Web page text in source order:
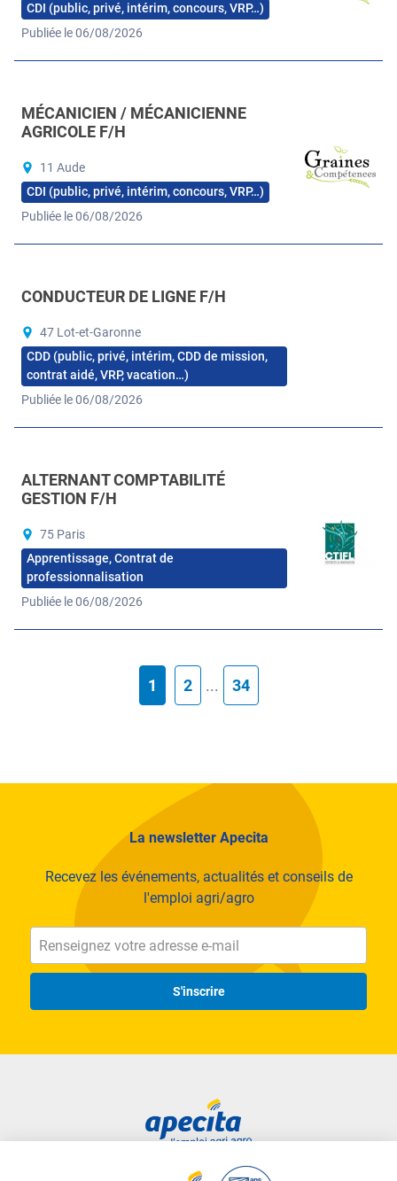
CDI (public, privé, intérim, concours, VRP…)
Publiée le 06/08/2026
MÉCANICIEN / MÉCANICIENNE
AGRICOLE F/H
11 Aude
CDI (public, privé, intérim, concours, VRP…)
Publiée le 06/08/2026
CONDUCTEUR DE LIGNE F/H
47 Lot-et-Garonne
CDD (public, privé, intérim, CDD de mission,
contrat aidé, VRP, vacation…)
Publiée le 06/08/2026
ALTERNANT COMPTABILITÉ
GESTION F/H
75 Paris
Apprentissage, Contrat de
professionnalisation
Publiée le 06/08/2026
1 2 ... 34
La newsletter Apecita
Recevez les événements, actualités et conseils de
l'emploi agri/agro
S'inscrire